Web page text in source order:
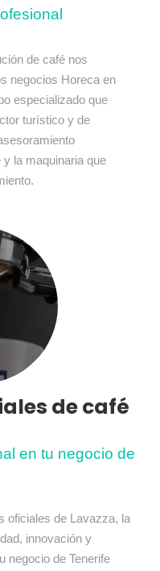
de café nos
negocios Horeca en
especializado que
turístico y de
la maquinaria que
de café
en tu negocio de
oficiales de Lavazza, la
innovación y
negocio de Tenerife